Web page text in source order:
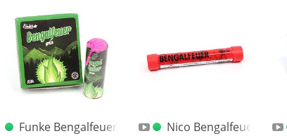
3er
Funke Bengalfeuer grün 2022Nico Bengalfeuer Rot